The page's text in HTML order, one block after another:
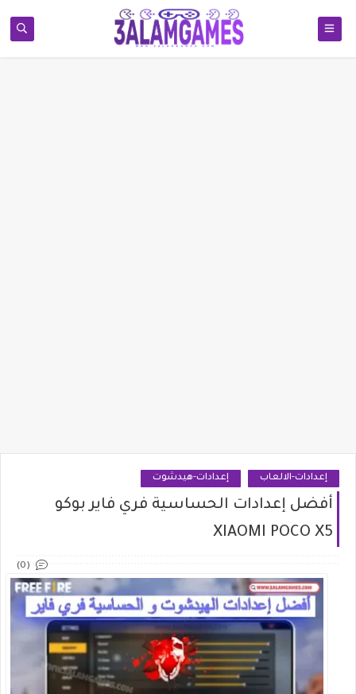
إعدادات-الالعاب إعدادات-هيدشوت
أفضل إعدادات الحساسية فري فاير بوكو
XIAOMI POCO X5
(0)